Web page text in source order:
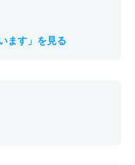
ます」を見る